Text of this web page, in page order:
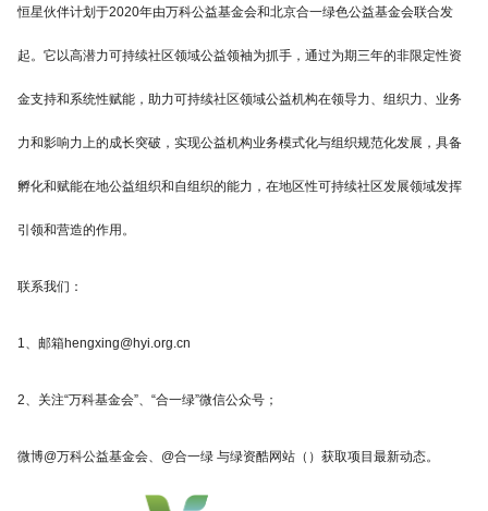
恒星伙伴计划于2020年由万科公益基金会和北京合一绿色公益基金会联合发
起。它以高潜力可持续社区领域公益领袖为抓手，通过为期三年的非限定性资
金支持和系统性赋能，助力可持续社区领域公益机构在领导力、组织力、业务
力和影响力上的成长突破，实现公益机构业务模式化与组织规范化发展，具备
孵化和赋能在地公益组织和自组织的能力，在地区性可持续社区发展领域发挥
引领和营造的作用。
联系我们：
1、邮箱hengxing@hyi.org.cn
2、关注“万科基金会”、“合一绿”微信公众号；
微博@万科公益基金会、@合一绿 与绿资酷网站（）获取项目最新动态。